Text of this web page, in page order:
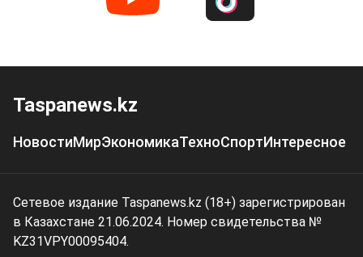
Taspanews.kz
НовостиМирЭкономикаТехноСпортИнтересное
Сетевое издание Taspanews.kz (18+) зарегистрирован
в Казахстане 21.06.2024. Номер свидетельства №
KZ31VPY00095404.